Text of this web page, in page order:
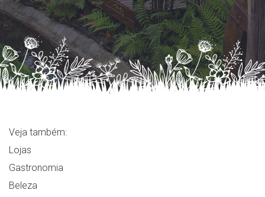
Veja também:
Lojas
Gastronomia
Beleza